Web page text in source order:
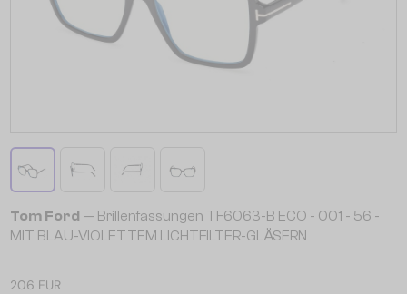
Tom Ford — Brillenfassungen TF6063-B ECO - 001 - 56 -
MIT BLAU-VIOLETTEM LICHTFILTER-GLÄSERN
206 EUR